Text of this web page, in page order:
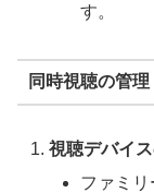
す。
同時視聴の管理
視聴デバイ
ファミ